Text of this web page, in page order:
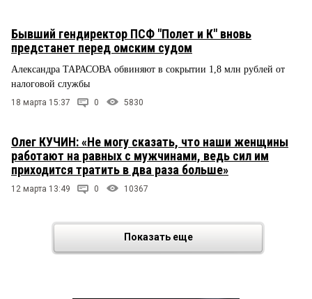
Бывший гендиректор ПСФ "Полет и К" вновь
предстанет перед омским судом
Александра ТАРАСОВА обвиняют в сокрытии 1,8 млн рублей от
налоговой службы
18 марта 15:37 0 5830
Олег КУЧИН: «Не могу сказать, что наши женщины
работают на равных с мужчинами, ведь сил им
приходится тратить в два раза больше»
12 марта 13:49 0 10367
Показать еще